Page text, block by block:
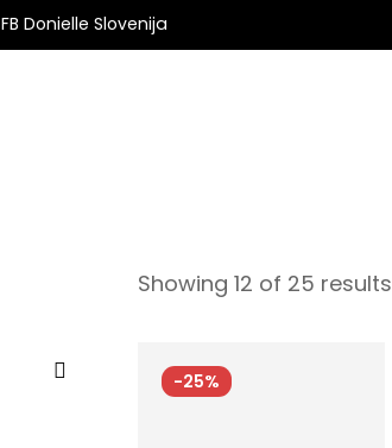
FB Donielle Slovenija
Showing 12 of 25 results
-25%